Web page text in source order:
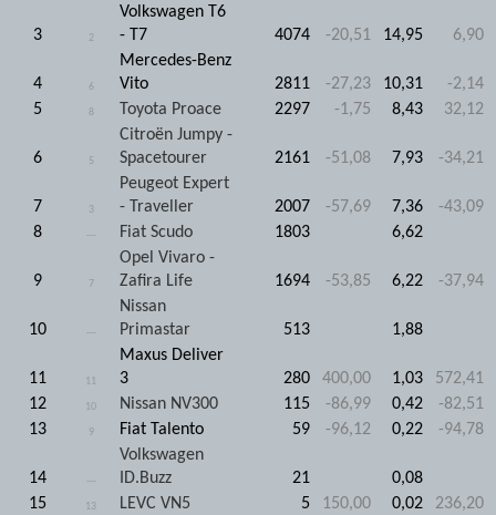
3 2
Volkswagen T6
- T7
4074 -20,51 14,95 6,90
4 6
Mercedes-Benz
Vito
2811 -27,23 10,31
-2,14
5
8 Toyota Proace 2297 -1,75 8,43 32,12
6 5
Citroën Jumpy -
Spacetourer
2161 -51,08 7,93 -34,21
7 3
Peugeot Expert
- Traveller
2007 -57,69 7,36
-43,09
8
--- Fiat Scudo 1803 6,62
9 7
Opel Vivaro -
Zafira Life
1694 -53,85 6,22 -37,94
10 ---
Nissan
Primastar
513 1,88
11 11
Maxus Deliver
3
280 400,00 1,03
572,41
12
10 Nissan NV300 115 -86,99 0,42
-82,51
13
9 Fiat Talento 59 -96,12 0,22 -94,78
14 ---
Volkswagen
ID.Buzz
21
0,08
15
13 LEVC VN5 5 150,00 0,02
236,20